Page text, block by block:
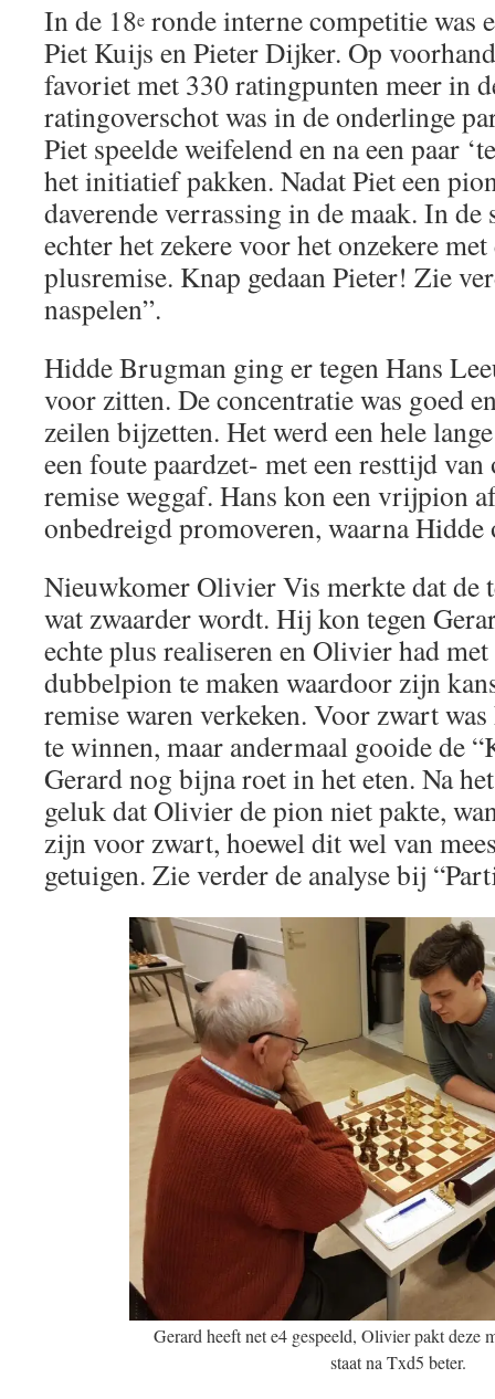
In de 18e ronde interne competitie was
Piet Kuijs en Pieter Dijker. Op
favoriet met 330 ratingpunten meer in
ratingoverschot was in de onderlinge
Piet speelde weifelend en na een paar
het initiatief pakken. Nadat Piet een
daverende verrassing in de maak. In
echter het zekere voor het onzekere
plusremise. Knap gedaan Pieter! Zie
naspelen”.
Hidde Brugman ging er tegen Hans
voor zitten. De concentratie was goed
zeilen bijzetten. Het werd een hele
een foute paardzet- met een resttijd
remise weggaf. Hans kon een vrijpion
onbedreigd promoveren, waarna Hidde
Nieuwkomer Olivier Vis merkte dat de
wat zwaarder wordt. Hij kon tegen
echte plus realiseren en Olivier had met
dubbelpion te maken waardoor zijn
remise waren verkeken. Voor zwart
te winnen, maar andermaal gooide de
Gerard nog bijna roet in het eten. Na
geluk dat Olivier de pion niet pakte,
zijn voor zwart, hoewel dit wel van
getuigen. Zie verder de analyse bij
Gerard heeft net e4 gespeeld, Olivier pakt deze
staat na Txd5 beter.